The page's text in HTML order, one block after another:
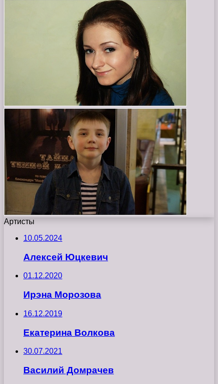
Артисты
10.05.2024
Алексей Юцкевич
01.12.2020
Ирэна Морозова
16.12.2019
Екатерина Волкова
30.07.2021
Василий Домрачев